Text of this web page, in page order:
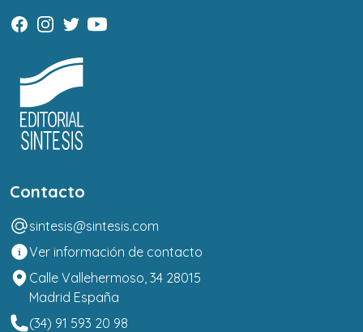
Contacto
sintesis@sintesis.com
Ver información de contacto
Calle Vallehermoso, 34 28015
Madrid España
(34) 91 593 20 98